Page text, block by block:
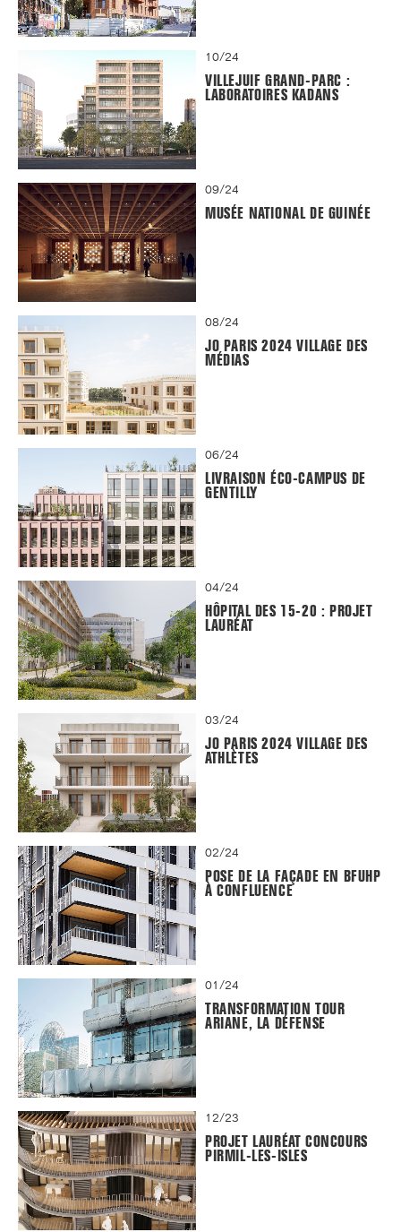
10/24
VILLEJUIF GRAND-PARC :
LABORATOIRES KADANS
09/24
MUSÉE NATIONAL DE GUINÉE
08/24
JO PARIS 2024 VILLAGE DES
MÉDIAS
06/24
LIVRAISON ÉCO-CAMPUS DE
GENTILLY
04/24
HÔPITAL DES 15-20 : PROJET
LAURÉAT
03/24
JO PARIS 2024 VILLAGE DES
ATHLÈTES
02/24
POSE DE LA FAÇADE EN BFUHP
À CONFLUENCE
01/24
TRANSFORMATION TOUR
ARIANE, LA DÉFENSE
12/23
PROJET LAURÉAT CONCOURS
PIRMIL-LES-ISLES